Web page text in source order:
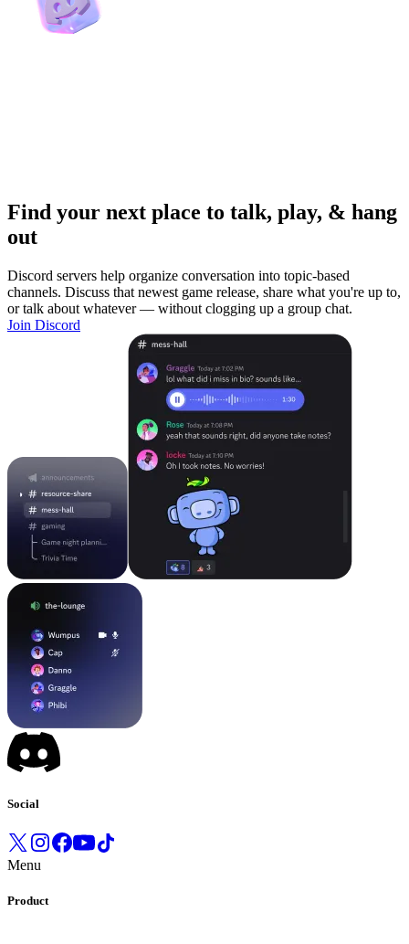
Find your next place to talk, play, & hang
out
Discord servers help organize conversation into topic-based
channels. Discuss that newest game release, share what you're up to,
or talk about whatever — without clogging up a group chat.
Join Discord
Social
Menu
Product